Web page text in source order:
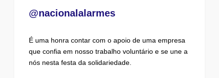
@nacionalalarmes
É uma honra contar com o apoio de uma empresa
que confia em nosso trabalho voluntário e se une a
nós nesta festa da solidariedade.